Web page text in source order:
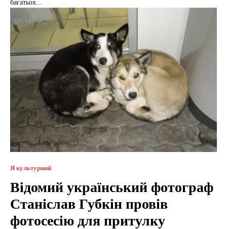
багатьох...
Я культурний
Відомий український фотограф
Станіслав Губкін провів
фотосесію для притулку